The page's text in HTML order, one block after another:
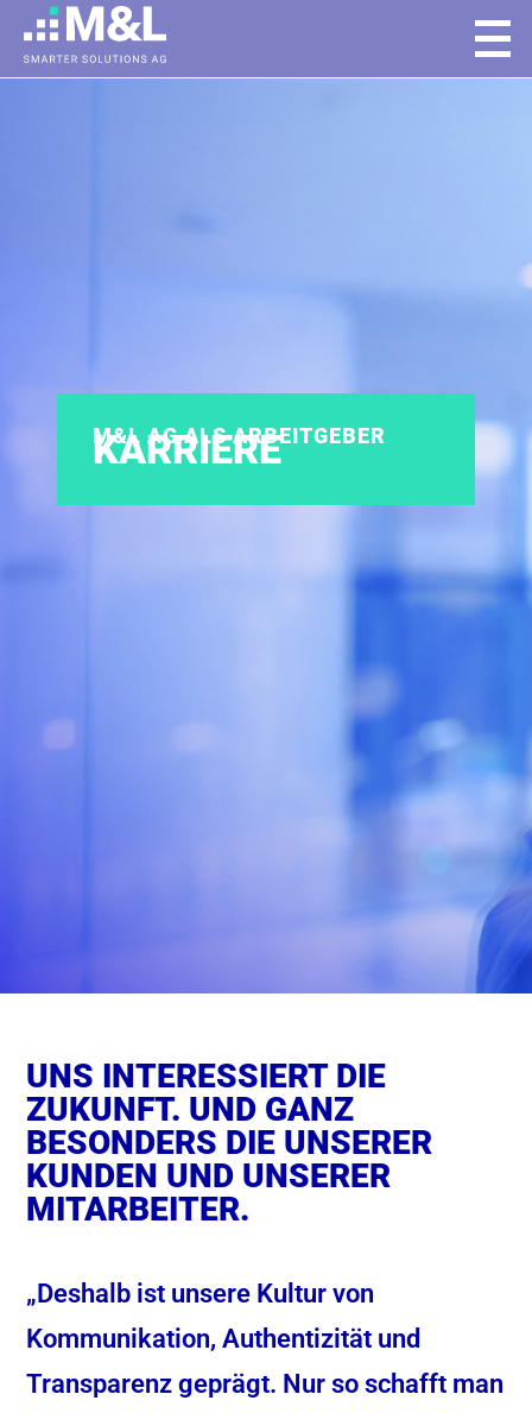
KARRIERE
M&L AG ALS ARBEITGEBER
UNS INTERESSIERT DIE
ZUKUNFT. UND GANZ
BESONDERS DIE UNSERER
KUNDEN UND UNSERER
MITARBEITER.
„Deshalb ist unsere Kultur von
Kommunikation, Authentizität und
Transparenz geprägt. Nur so schafft man